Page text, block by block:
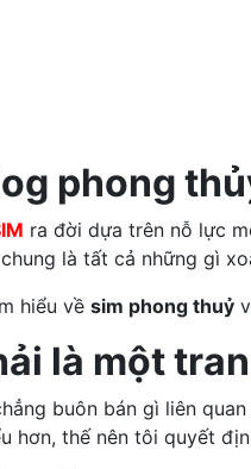
phong
ra đời dựa trên nỗ lực
là tất cả những gì
hiểu về sim phong thuỷ
là một
buôn bán gì liên
hơn, thế nên tôi quyết